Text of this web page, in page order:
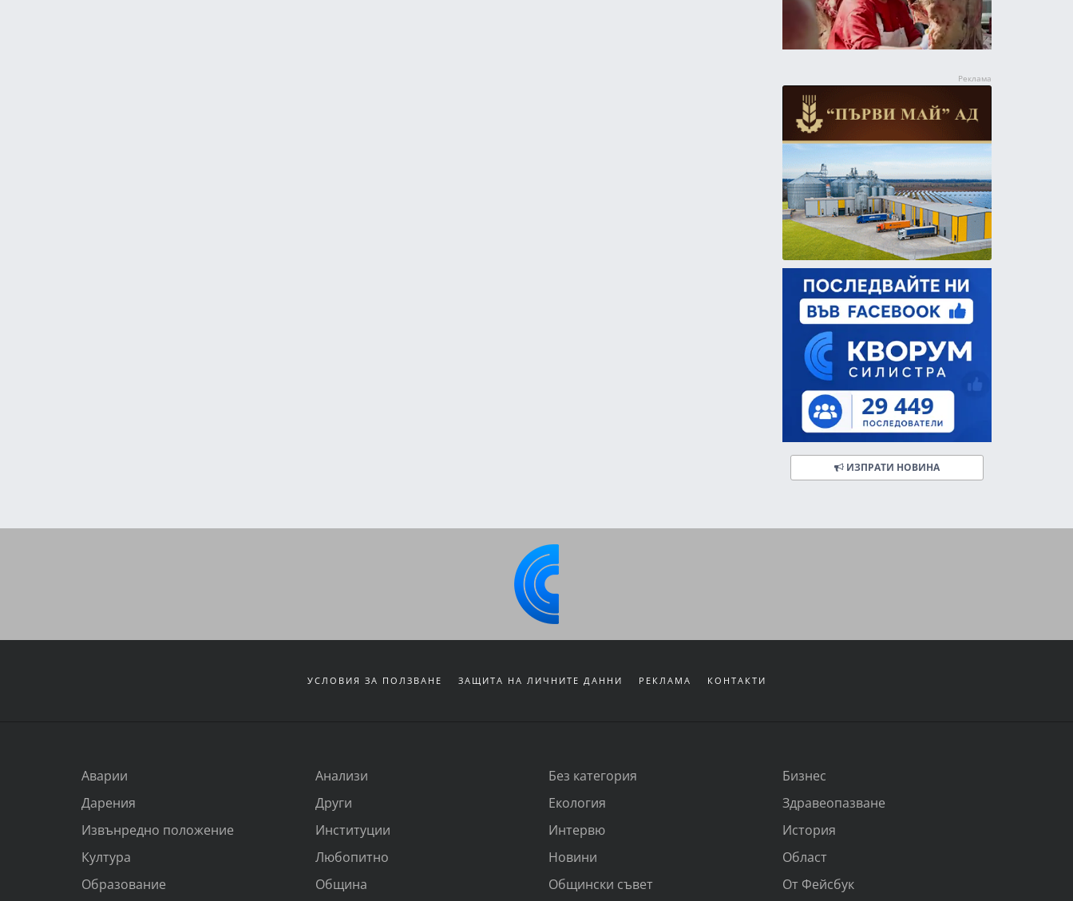
ИЗПРАТИ НОВИНА
УСЛОВИЯ ЗА ПОЛЗВАНЕ ЗАЩИТА НА ЛИЧНИТЕ ДАННИ РЕКЛАМА КОНТАКТИ
Аварии Анализи Без категория
Бизнес
Дарения
Други Екология
Здравеопазване
Извънредно положение
Институции Интервю
История
Култура
Любопитно Новини
Област
Образование
Община Общински съвет От Фейсбук